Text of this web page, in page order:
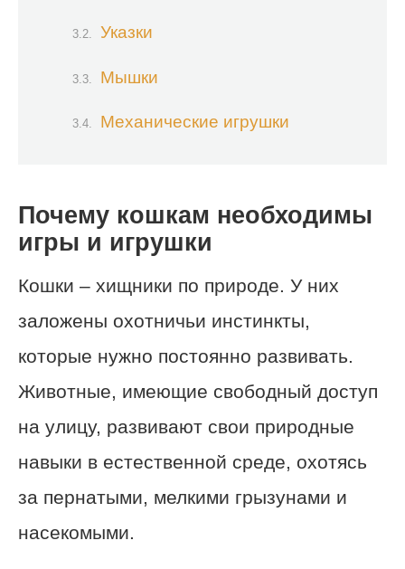
Указки
Мышки
Механические игрушки
Почему кошкам необходимы
игры и игрушки
Кошки – хищники по природе. У них
заложены охотничьи инстинкты,
которые нужно постоянно развивать.
Животные, имеющие свободный доступ
на улицу, развивают свои природные
навыки в естественной среде, охотясь
за пернатыми, мелкими грызунами и
насекомыми.